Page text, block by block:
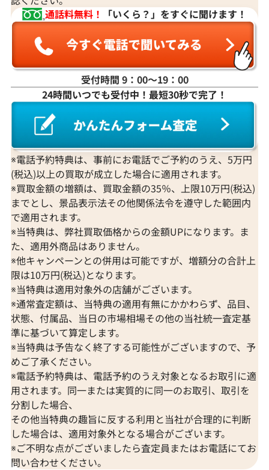
通話料無料！
「いくら？」をすぐに聞けます！
受付時間 9：00〜19：00
24時間いつでも受付中！最短30秒で完了！
※電話予約特典は、事前にお電話でご予約のうえ、5万円
(税込)以上の買取が成立した場合に適用されます。
※買取金額の増額は、買取金額の35％、上限10万円(税込)
までとし、景品表示法その他関係法令を遵守した範囲内
で適用されます。
※当特典は、弊社買取価格からの金額UPになります。ま
た、適用外商品はありません。
※他キャンペーンとの併用は可能ですが、増額分の合計上
限は10万円(税込)となります。
※当特典は適用対象外の店舗がございます。
※通常査定額は、当特典の適用有無にかかわらず、品目、
状態、付属品、当日の市場相場その他の当社統一査定基
準に基づいて算定します。
※当特典は予告なく終了する可能性がございますので、予
めご了承ください。
※電話予約特典は、電話予約のうえ対象となるお取引に適
用されます。同一または実質的に同一のお取引、取引を
分割した場合、
その他当特典の趣旨に反する利用と当社が合理的に判断
した場合は、適用対象外となる場合がございます。
※ご不明な点がございましたら査定員またはお電話にてお
問い合わせください。